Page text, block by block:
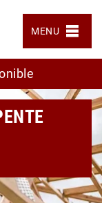
MENU